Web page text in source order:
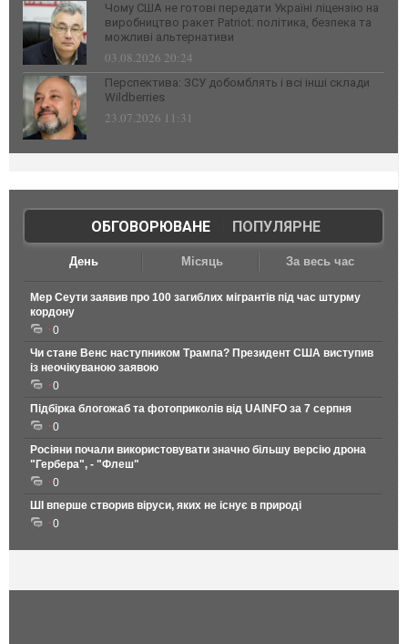
Чому США не готові передати Україні ліцензію на
виробництво ракет Patriot: політика, безпека та
можливі альтернативи
03.08.2026 20:24
Перспектива: ЗСУ добомблять і всі інші склади
Wildberries
23.07.2026 11:31
ОБГОВОРЮВАНЕ| ПОПУЛЯРНЕ
День Місяць За весь час
Мер Сеути заявив про 100 загиблих мігрантів під час штурму
кордону
0
Чи стане Венс наступником Трампа? Президент США виступив
із неочікуваною заявою
0
Підбірка блогожаб та фотоприколів від UAINFO за 7 серпня
0
Росіяни почали використовувати значно більшу версію дрона
"Гербера", - "Флеш"
0
ШІ вперше створив віруси, яких не існує в природі
0